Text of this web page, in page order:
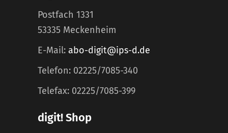
Postfach 1331
53335 Meckenheim
E-Mail: abo-digit@ips-d.de
Telefon: 02225/7085-340
Telefax: 02225/7085-399
digit! Shop